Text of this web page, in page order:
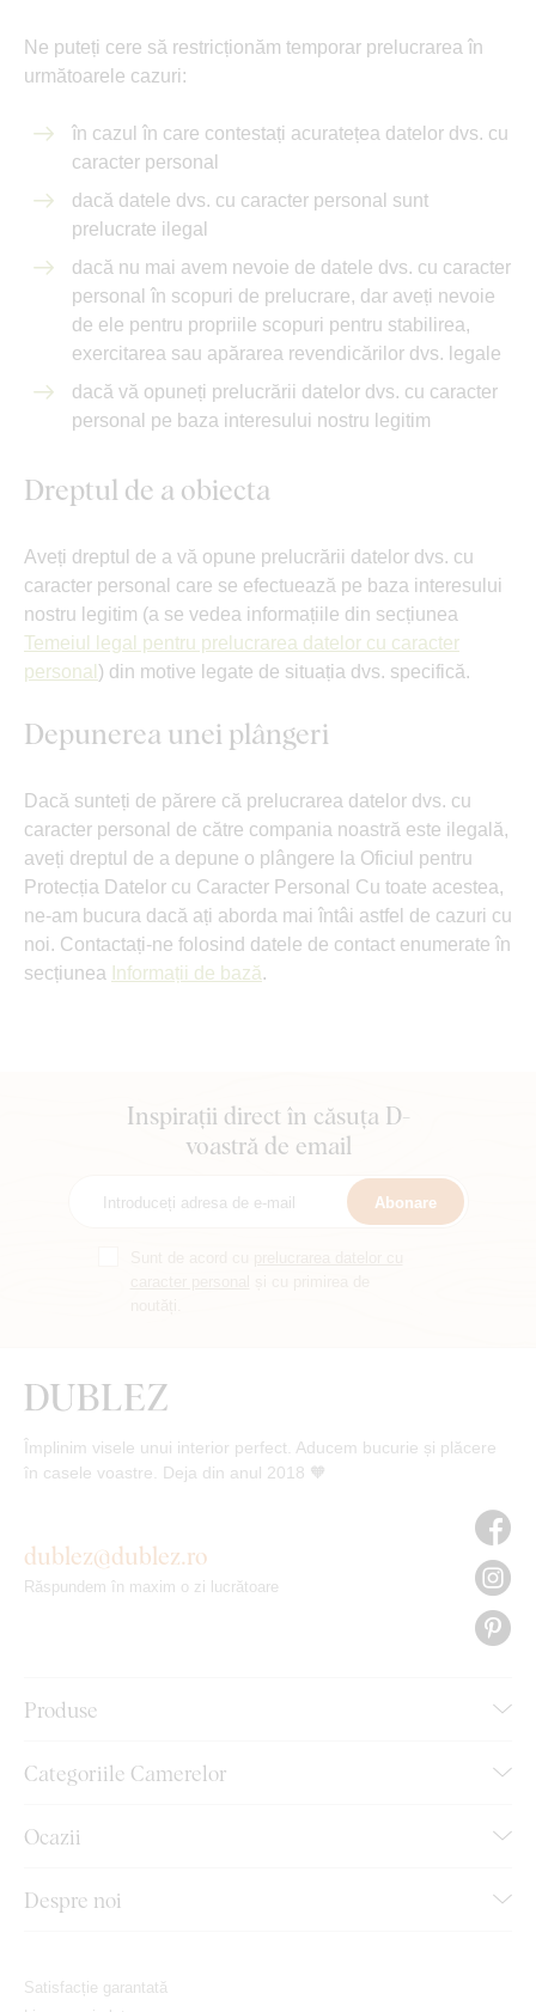
Ne puteți cere să restricționăm temporar prelucrarea în
următoarele cazuri:
în cazul în care contestați acuratețea datelor dvs. cu
caracter personal
dacă datele dvs. cu caracter personal sunt
prelucrate ilegal
dacă nu mai avem nevoie de datele dvs. cu caracter
personal în scopuri de prelucrare, dar aveți nevoie
de ele pentru propriile scopuri pentru stabilirea,
exercitarea sau apărarea revendicărilor dvs. legale
dacă vă opuneți prelucrării datelor dvs. cu caracter
personal pe baza interesului nostru legitim
Dreptul de a obiecta
Aveți dreptul de a vă opune prelucrării datelor dvs. cu
caracter personal care se efectuează pe baza interesului
nostru legitim (a se vedea informațiile din secțiunea
Temeiul legal pentru prelucrarea datelor cu caracter
personal ) din motive legate de situația dvs. specifică.
Depunerea unei plângeri
Dacă sunteți de părere că prelucrarea datelor dvs. cu
caracter personal de către compania noastră este ilegală,
aveți dreptul de a depune o plângere la Oficiul pentru
Protecția Datelor cu Caracter Personal Cu toate acestea,
ne-am bucura dacă ați aborda mai întâi astfel de cazuri cu
noi. Contactați-ne folosind datele de contact enumerate în
secțiunea Informații de bază.
Inspirații direct în căsuța D-
voastră de email
Abonare
Împlinim visele unui interior perfect. Aducem bucurie și plăcere
în casele voastre. Deja din anul 2018 🧡
Produse
Categoriile Camerelor
Ocazii
Despre noi
dublez@dublez.ro
Răspundem în maxim o zi lucrătoare
Satisfacție garantată